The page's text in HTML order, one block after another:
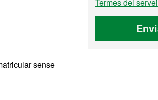
sense
Termes del servei